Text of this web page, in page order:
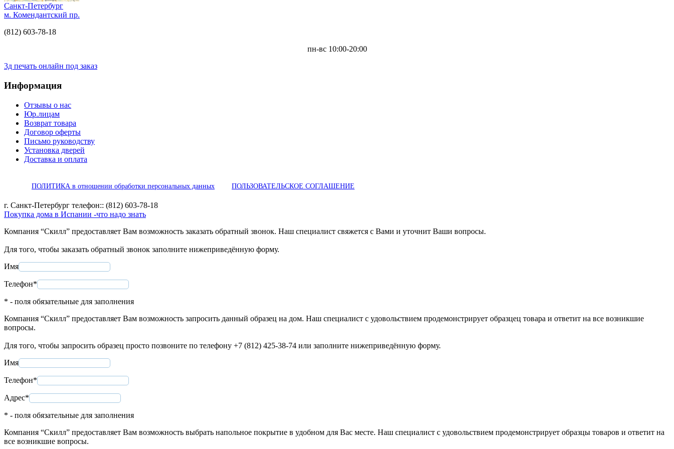
Санкт-Петербург
м. Комендантский пр.
(812) 603-78-18
пн-вс 10:00-20:00
3д печать онлайн под заказ
Информация
Отзывы о нас
Юр.лицам
Возврат товара
Договор оферты
Письмо руководству
Установка дверей
Доставка и оплата
ПОЛИТИКА в отношении обработки персональных данных ПОЛЬЗОВАТЕЛЬСКОЕ СОГЛАШЕНИЕ
г. Санкт-Петербург телефон:: (812) 603-78-18
Покупка дома в Испании -что надо знать
Компания “Скилл” предоставляет Вам возможность заказать обратный звонок. Наш специалист свяжется с Вами и уточнит Ваши вопросы.
Для того, чтобы заказать обратный звонок заполните нижеприведённую форму.
Имя
Телефон*
* - поля обязательные для заполнения
Компания “Скилл” предоставляет Вам возможность запросить данный образец на дом. Наш специалист с удовольствием продемонстрирует образцец товара и ответит на все возникшие
вопросы.
Для того, чтобы запросить образец просто позвоните по телефону +7 (812) 425-38-74 или заполните нижеприведённую форму.
Имя
Телефон*
Адрес*
* - поля обязательные для заполнения
Компания “Скилл” предоставляет Вам возможность выбрать напольное покрытие в удобном для Вас месте. Наш специалист с удовольствием продемонстрирует образцы товаров и ответит на
все возникшие вопросы.